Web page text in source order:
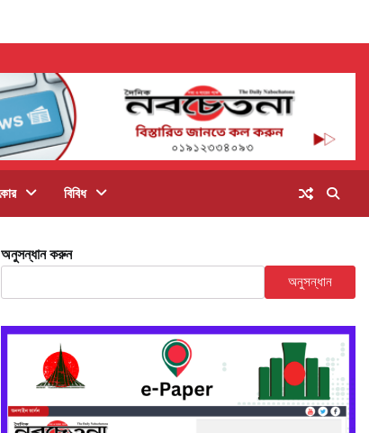
বিবিধ
অনুসন্ধান করুন
অনুসন্ধান